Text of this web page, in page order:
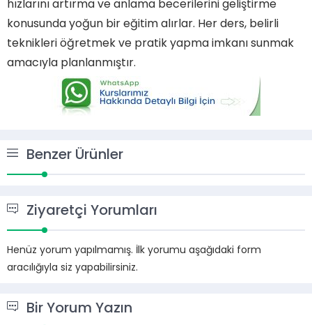
hızlarını artırma ve anlama becerilerini geliştirme
konusunda yoğun bir eğitim alırlar. Her ders, belirli
teknikleri öğretmek ve pratik yapma imkanı sunmak
amacıyla planlanmıştır.
Benzer Ürünler
Ziyaretçi Yorumları
Henüz yorum yapılmamış. İlk yorumu aşağıdaki form
aracılığıyla siz yapabilirsiniz.
Bir Yorum Yazın